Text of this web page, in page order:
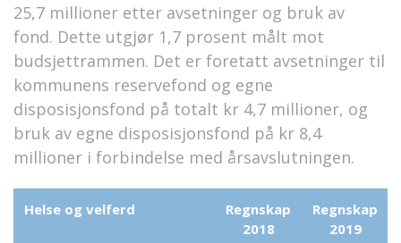
25,7 millioner etter avsetninger og bruk av
fond. Dette utgjør 1,7 prosent målt mot
budsjettrammen. Det er foretatt avsetninger til
kommunens reservefond og egne
disposisjonsfond på totalt kr 4,7 millioner, og
bruk av egne disposisjonsfond på kr 8,4
millioner i forbindelse med årsavslutningen.
Helse og velferd
Regnskap
2018
Regnskap
2019